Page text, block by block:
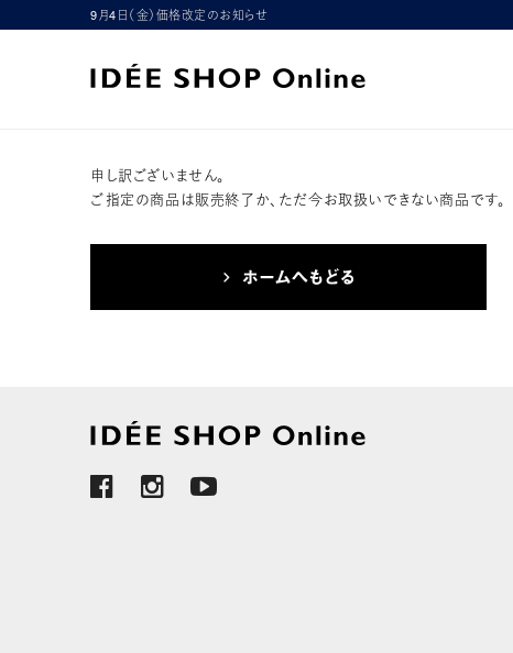
9月4日（金）価格改定のお知らせ
申し訳ございません。
ご指定の商品は販売終了か、ただ今お取扱いできない商品です。